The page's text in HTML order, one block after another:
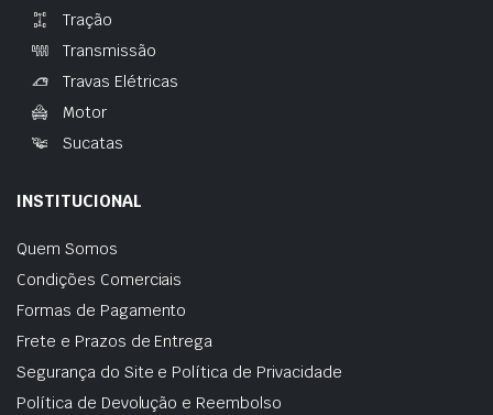
Tração
Transmissão
Travas Elétricas
Motor
Sucatas
INSTITUCIONAL
Quem Somos
Condições Comerciais
Formas de Pagamento
Frete e Prazos de Entrega
Segurança do Site e Política de Privacidade
Política de Devolução e Reembolso